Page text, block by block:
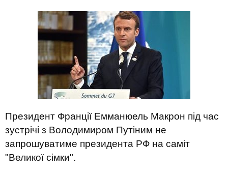
Президент Франції Емманюель Макрон під час
зустрічі з Володимиром Путіним не
запрошуватиме президента РФ на саміт
"Великої сімки".